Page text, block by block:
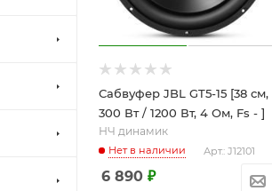
Сабвуфер JBL GT5-15 [38 см,
300 Вт / 1200 Вт, 4 Ом, Fs - ]
НЧ динамик
Нет в наличии Арт.: J12101
6 890 ₽